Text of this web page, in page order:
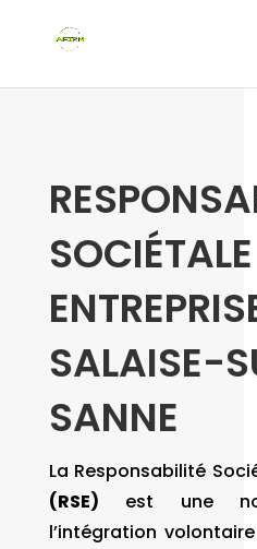
SALAISE-
SANNE
La Responsabilité
(RSE) est une
l’intégration